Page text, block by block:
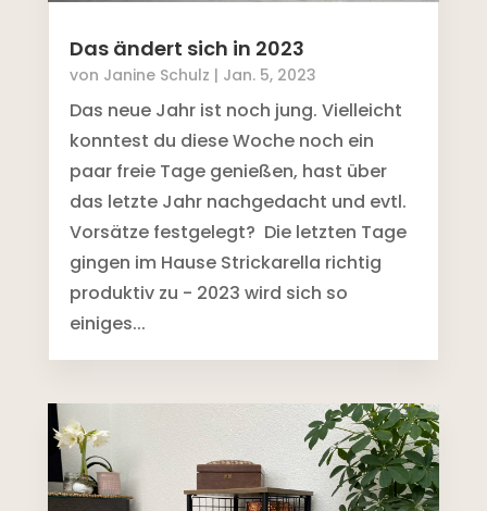
Das ändert sich in 2023
von Janine Schulz | Jan. 5, 2023
Das neue Jahr ist noch jung. Vielleicht
konntest du diese Woche noch ein
paar freie Tage genießen, hast über
das letzte Jahr nachgedacht und evtl.
Vorsätze festgelegt? Die letzten Tage
gingen im Hause Strickarella richtig
produktiv zu - 2023 wird sich so
einiges...